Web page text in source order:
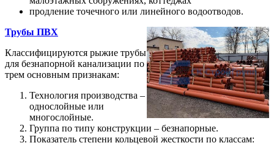
продление точечного или линейного водоотводов.
Трубы ПВХ
Классифицируются рыжие трубы
для безнапорной канализации по
трем основным признакам:
Технология производства –
однослойные или
многослойные.
Группа по типу конструкции – безнапорные.
Показатель степени кольцевой жесткости по классам: